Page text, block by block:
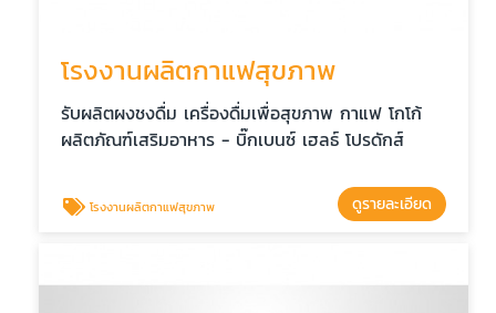
โรงงานผลิตกาแฟสุขภาพ
รับผลิตผงชงดื่ม เครื่องดื่มเพื่อสุขภาพ กาแฟ โกโก้
ผลิตภัณฑ์เสริมอาหาร - บิ๊กเบนซ์ เฮลธ์ โปรดักส์
โรงงานผลิตกาแฟสุขภาพ ดูรายละเอียด